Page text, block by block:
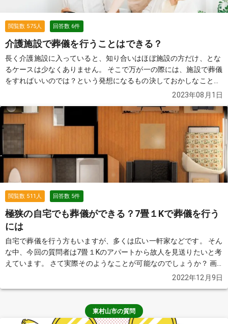
閲覧数 575人 回答数 6件
介護施設で葬儀を行うことはできる？
長く介護施設に入っていると、知り合いはほぼ施設の方だけ、とな
るケースは少なくありません。 そこで万が一の際には、施設で葬儀
をすればいいのでは？という発想になるもの決しておかしなことで
う。続きを見る
2023年08月1日
閲覧数 511 人 回答数 5件
極狭の自宅でも葬儀ができる？7畳１Kで葬儀を行う
には
自宅で葬儀を行う方もいますが、多くは広い一軒家などです。 そん
な中、今回の質問者は7畳１Kのアパートから故人を見送りたいと考
えています。 さて実際そのようなことが可能なのでしょうか？ 画
像引用元：インテリアハート（https://www.interior-2022年12月9日
東村山市の質問